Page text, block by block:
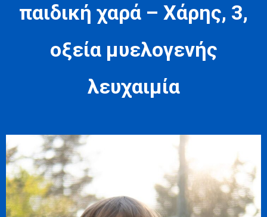
παιδική χαρά – Χάρης, 3,
οξεία μυελογενής
λευχαιμία